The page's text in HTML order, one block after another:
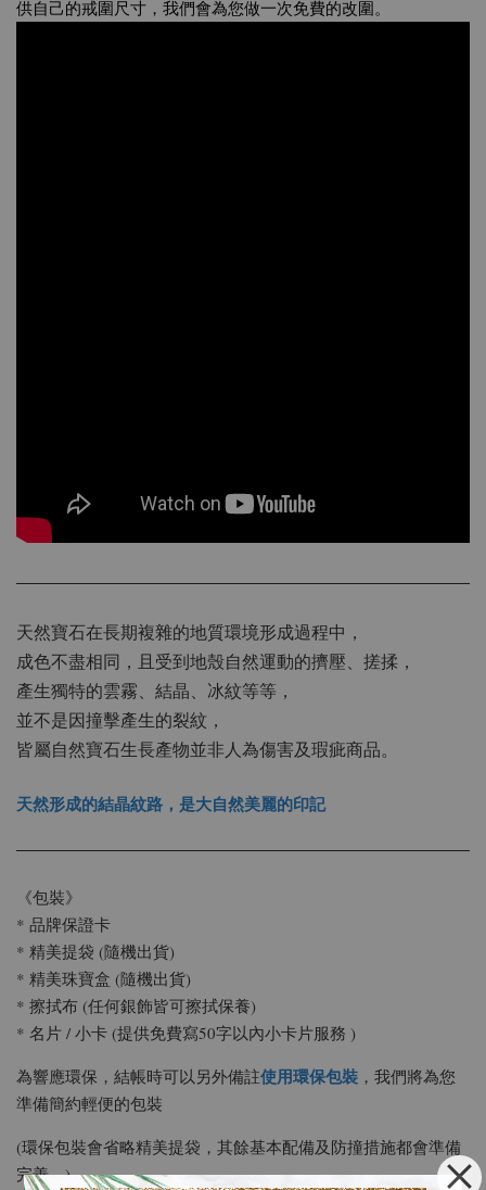
供自己的戒圍尺寸，我們會為您做一次免費的改圍。
天然寶石在長期複雜的地質環境形成過程中，
成色不盡相同，且受到地殼自然運動的擠壓、搓揉，
產生獨特的雲霧、結晶、冰紋等等，
並不是因撞擊產生的裂紋，
皆屬自然寶石生長產物並非人為傷害及瑕疵商品。
天然形成的結晶紋路，是大自然美麗的印記
《包裝》
* 品牌保證卡
* 精美提袋 (隨機出貨)
* 精美珠寶盒 (隨機出貨)
* 擦拭布 (任何銀飾皆可擦拭保養)
* 名片 / 小卡 (提供免費寫50字以內小卡片服務 )
為響應環保，結帳時可以另外備註使用環保包裝 ，我們將為您
準備簡約輕便的包裝
(環保包裝會省略精美提袋，其餘基本配備及防撞措施都會準備
完善。)